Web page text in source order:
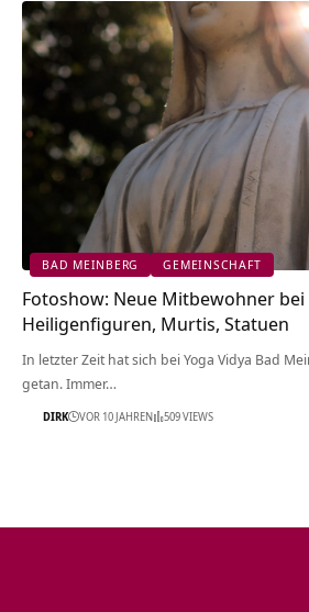
BAD MEINBERG GEMEINSCHAFT
Fotoshow: Neue Mitbewohner bei
Heiligenfiguren, Murtis, Statuen
In letzter Zeit hat sich bei Yoga Vidya Bad
getan. Immer…
DIRK VOR 10 JAHREN 509 VIEWS